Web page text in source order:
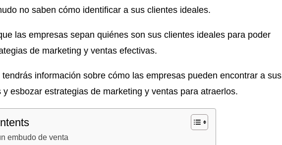
no saben cómo identificar a sus clientes ideales.
las empresas sepan quiénes son sus clientes ideales para poder
de marketing y ventas efectivas.
información sobre cómo las empresas pueden encontrar a sus
y esbozar estrategias de marketing y ventas para atraerlos.
embudo de venta